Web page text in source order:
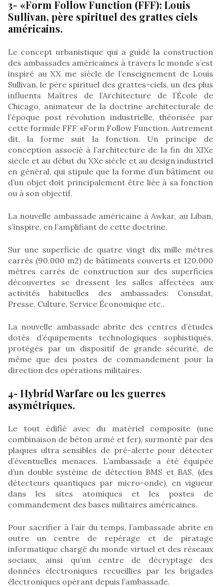
3- «Form Follow Function (FFF): Louis
Sullivan, père spirituel des grattes ciels
américains.
Le concept urbanistique qui a guidé la construction
des ambassades américaines à travers le monde s’est
inspiré au XX me siècle de l’enseignement de Louis
Sullivan, le père spirituel des grattes-ciels, un des plus
influents Maîtres de l’Architecture de l’École de
Chicago, animateur de la doctrine architecturale de
l’époque post révolution industrielle, théorisée par
cette formule FFF «Form Follow Function. Autrement
dit, la forme suit la fonction. Un principe de
conception associé à l’architecture de la fin du XIXe
siècle et au début du XXe siècle et au design industriel
en général, qui stipule que la forme d’un bâtiment ou
d’un objet doit principalement être liée à sa fonction
ou à son objectif.
La nouvelle ambassade américaine à Awkar, au Liban,
s’inspire, en l’amplifiant de cette doctrine.
Sur une superficie de quatre vingt dix mille mètres
carrés (90.000 m2) de bâtiments couverts et 120.000
mètres carrés de construction sur des superficies
découvertes se dressent les salles affectées aux
activités habituelles des ambassades: Consulat,
Presse, Culture, Service Économique etc..
La nouvelle ambassade abrite des centres d’études
dotés d’équipements technologiques sophistiqués,
protégés par un dispositif de grande sécurité, de
même que des postes de commandement pour la
direction des opérations militaires.
4- Hybrid Warfare ou les guerres
asymétriques.
Le tout édifié avec du matériel composite (une
combinaison de béton armé et fer), surmonté par des
plaques ultra sensibles de pré-alerte pour détecter
d’éventuelles menaces. L’ambassade a été équipée
d’un double système de détection BMS et BAS, (des
détecteurs quantiques par micro-onde), en vigueur
dans les sites atomiques et les postes de
commandement des bases militaires américaines.
Pour sacrifier à l’air du temps, l’ambassade abrite en
outre un centre de repérage et de piratage
informatique chargé du monde virtuel et des réseaux
sociaux, ainsi qu’un centre de décryptage des
données électroniques recueillies par les brigades
électroniques opérant depuis l’ambassade.